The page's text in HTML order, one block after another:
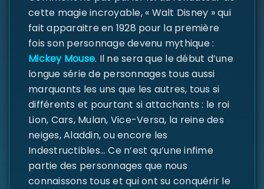
Mot de passe*
Se souvenir de moi
SE CONNECTER
MOT DE PASSE PERDU ?
cette magie incroyable, « Walt Disney » qui
fait apparaitre en 1928 pour la première
fois son personnage devenu mythique :
Mickey Mouse. Il ne sera que le début d’une
longue série de personnages tous aussi
marquants les uns que les autres, tous si
différents et pourtant si attachants : le roi
Lion, Cars, Mulan, Vice-Versa, la reine des
neiges, Aladdin, ou encore les
Indestructibles… Ce n’est qu’une infime
partie des personnages que nous
connaissons tous et qui ont su conquérir le